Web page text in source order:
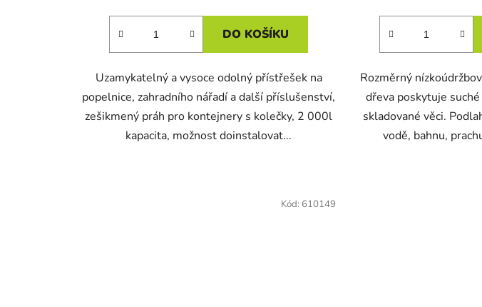
DO KOŠÍKU
Uzamykatelný a vysoce odolný přístřešek na
popelnice, zahradního nářadí a další příslušenství,
zešikmený práh pro kontejnery s kolečky, 2 000l
kapacita, možnost doinstalovat...
Rozměrný
dřeva poskytuje
skladované věci.
vodě, bahnu,
Kód: 610149